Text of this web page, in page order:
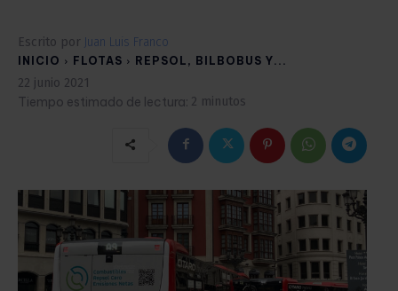
Escrito por Juan Luis Franco
INICIO FLOTAS REPSOL, BILBOBUS Y...
22 junio 2021
Tiempo estimado de lectura: 2 minutos